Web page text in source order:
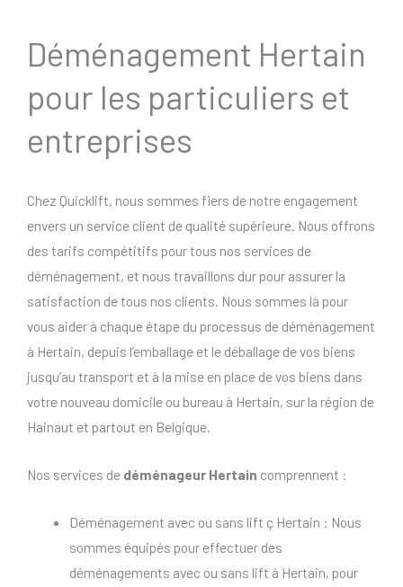
Déménagement Hertain
pour les particuliers et
entreprises
Chez Quicklift, nous sommes fiers de notre engagement
envers un service client de qualité supérieure. Nous offrons
des tarifs compétitifs pour tous nos services de
déménagement, et nous travaillons dur pour assurer la
satisfaction de tous nos clients. Nous sommes là pour
vous aider à chaque étape du processus de déménagement
à Hertain, depuis l’emballage et le déballage de vos biens
jusqu’au transport et à la mise en place de vos biens dans
votre nouveau domicile ou bureau à Hertain, sur la région de
Hainaut et partout en Belgique.
Nos services de déménageur Hertain comprennent :
Déménagement avec ou sans lift ç Hertain : Nous
sommes équipés pour effectuer des
déménagements avec ou sans lift à Hertain, pour